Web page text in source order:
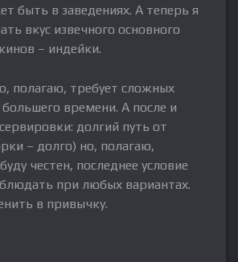
быть в заведениях. А теперь я
вкус извечного основного
– индейки.
полагаю, требует сложных
времени. А после и
долгий путь от
– долго) но, полагаю,
честен, последнее условие
при любых вариантах.
в привычку.